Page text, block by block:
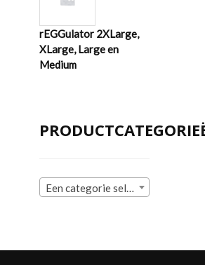
rEGGulator 2XLarge,
XLarge, Large en
Medium
Een categorie selecteren